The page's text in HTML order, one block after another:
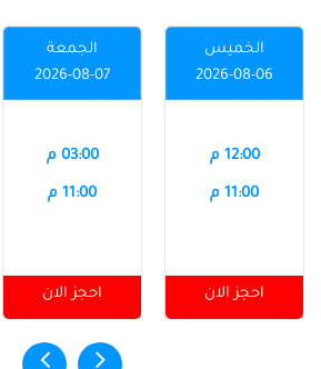
الخميس
2026-08-06
12:00 م
11:00 م
احجز الان
الجمعة
2026-08-07
03:00 م
11:00 م
احجز الان